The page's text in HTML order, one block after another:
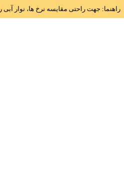
راهنما: جهت راحتی مقایسه نرخ ها، نوار